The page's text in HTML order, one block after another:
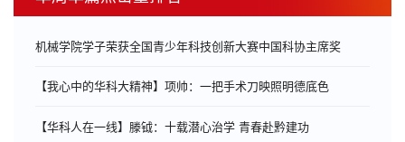
机械学院学子荣获全国青少年科技创新大赛中国科协主席奖
【我心中的华科大精神】项帅：一把手术刀映照明德底色
【华科人在一线】滕钺：十载潜心治学 青春赴黔建功